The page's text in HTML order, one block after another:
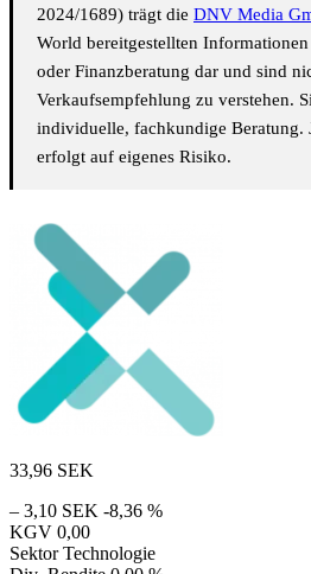
2024/1689) trägt die DNV Media
World bereitgestellten
oder Finanzberatung dar und sind
Verkaufsempfehlung zu verstehen.
individuelle, fachkundige Beratung.
erfolgt auf eigenes Risiko.
33,96 SEK
– 3,10 SEK -8,36 %
KGV 0,00
Sektor Technologie